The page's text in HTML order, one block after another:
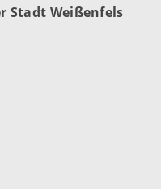
Stadt Weißenfels